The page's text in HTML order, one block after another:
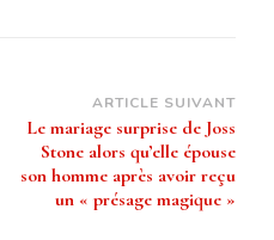
ARTICLE SUIVANT
Le mariage surprise de Joss
Stone alors qu’elle épouse
son homme après avoir reçu
un « présage magique »